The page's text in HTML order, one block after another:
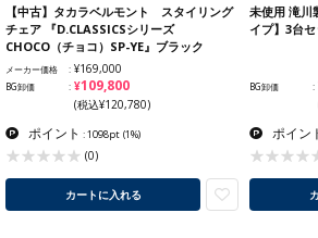
【中古】タカラベルモント スタイリング
チェア 『D.CLASSICSシリーズ
CHOCO（チョコ）SP-YE』ブラック
メーカー価格 ¥169,000
BG卸価 ¥109,800
(税込¥120,780)
ポイント : 1098pt (1%)
(0)
カートに入れる
未使用 滝
イプ】3台セ
BG卸価
ポイン